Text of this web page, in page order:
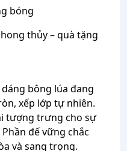
bóng
thủy – quà tặng
bông lúa đang
xếp lớp tự nhiên.
tượng trưng cho sự
đế vững chắc
và sang trọng.